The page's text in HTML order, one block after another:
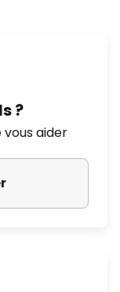
?
vous aider